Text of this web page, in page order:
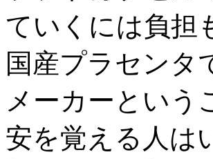
ていくには負担
国産プラセンタ
メーカーという
安を覚える人は